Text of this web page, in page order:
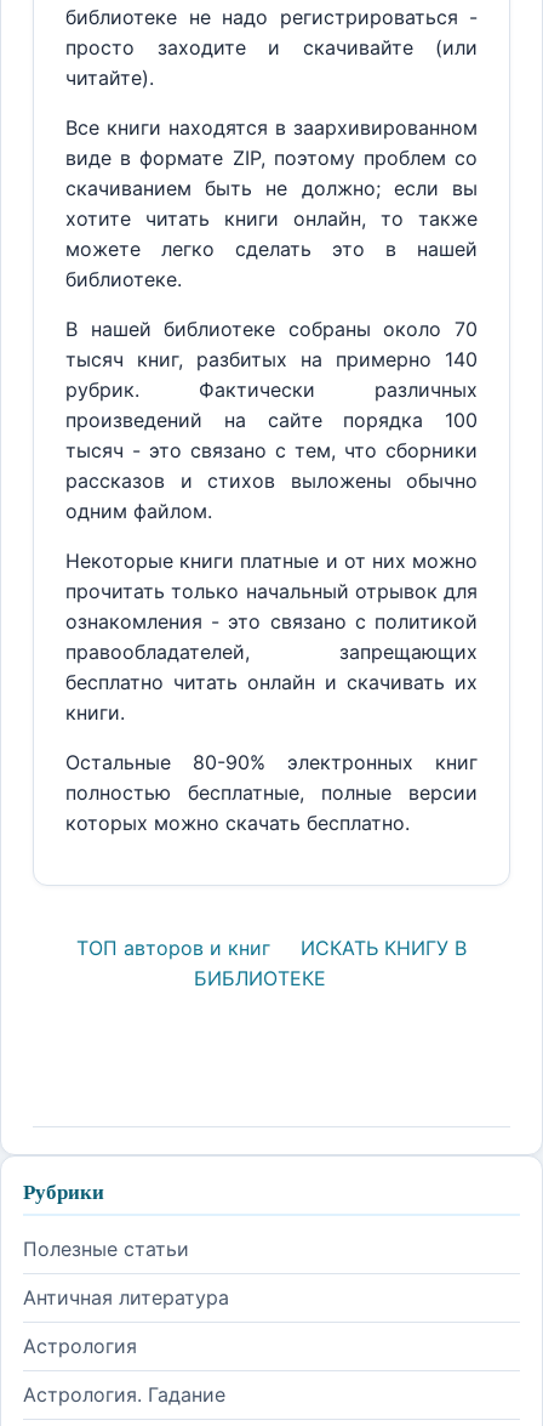
библиотеке не надо регистрироваться -
просто заходите и скачивайте (или
читайте).
Все книги находятся в заархивированном
виде в формате ZIP, поэтому проблем со
скачиванием быть не должно; если вы
хотите читать книги онлайн, то также
можете легко сделать это в нашей
библиотеке.
В нашей библиотеке собраны около 70
тысяч книг, разбитых на примерно 140
рубрик. Фактически различных
произведений на сайте порядка 100
тысяч - это связано с тем, что сборники
рассказов и стихов выложены обычно
одним файлом.
Некоторые книги платные и от них можно
прочитать только начальный отрывок для
ознакомления - это связано с политикой
правообладателей, запрещающих
бесплатно читать онлайн и скачивать их
книги.
Остальные 80-90% электронных книг
полностью бесплатные, полные версии
которых можно скачать бесплатно.
ТОП авторов и книг
ИСКАТЬ КНИГУ В
БИБЛИОТЕКЕ
Рубрики
Полезные статьи
Античная литература
Астрология
Астрология. Гадание